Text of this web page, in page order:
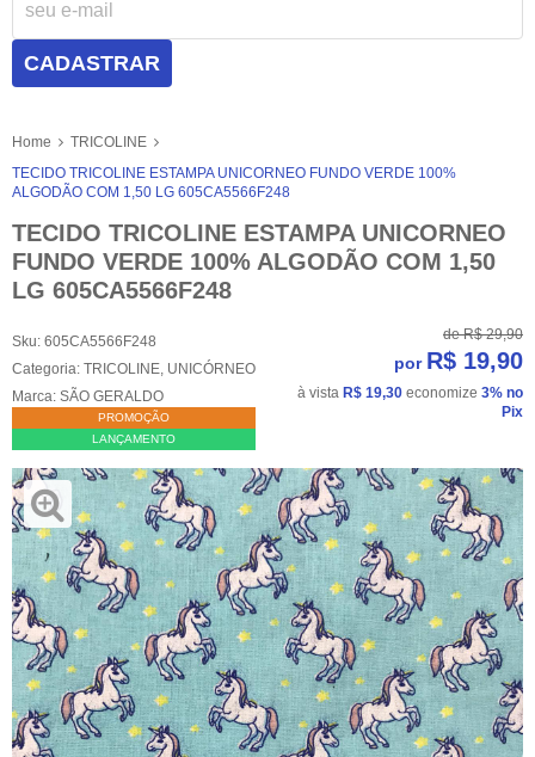
CADASTRAR
Home
TRICOLINE
TECIDO TRICOLINE ESTAMPA UNICORNEO FUNDO VERDE 100%
ALGODÃO COM 1,50 LG 605CA5566F248
TECIDO TRICOLINE ESTAMPA UNICORNEO
FUNDO VERDE 100% ALGODÃO COM 1,50
LG 605CA5566F248
Sku: 605CA5566F248
Categoria: TRICOLINE, UNICÓRNEO
Marca: SÃO GERALDO
PROMOÇÃO
LANÇAMENTO
de R$ 29,90
por R$ 19,90
à vista R$ 19,30 economize 3% no
Pix